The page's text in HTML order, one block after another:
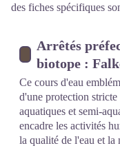
des fiches spécifiques
Arrêtés
biotope :
Ce cours d'eau
d'une protection stricte
aquatiques et semi-
encadre les activités
la qualité de l'eau et la